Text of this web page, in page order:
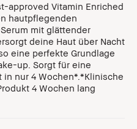
approved Vitamin Enriched
hautpflegenden
mit glättender
deine Haut über Nacht
eine perfekte Grundlage
up. Sorgt für eine
nur 4 Wochen*.*Klinische
4 Wochen lang